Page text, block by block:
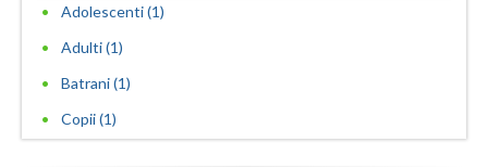
Iasi
Mehedinti
Adolescenti (1)
Adulti (1)
Batrani (1)
Copii (1)